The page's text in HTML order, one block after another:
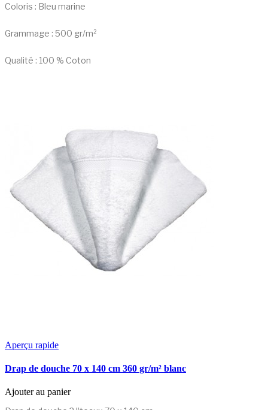
Coloris : Bleu marine
Grammage : 500 gr/m²
Qualité : 100 % Coton
Aperçu rapide
Drap de douche 70 x 140 cm 360 gr/m² blanc
Ajouter au panier